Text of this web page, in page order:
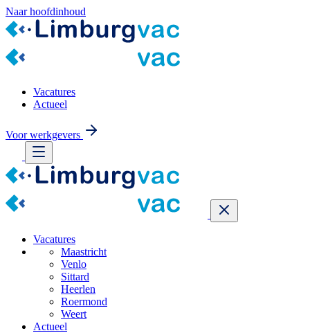
Naar hoofdinhoud
Vacatures
Actueel
Voor werkgevers
Vacatures
Maastricht
Venlo
Sittard
Heerlen
Roermond
Weert
Actueel